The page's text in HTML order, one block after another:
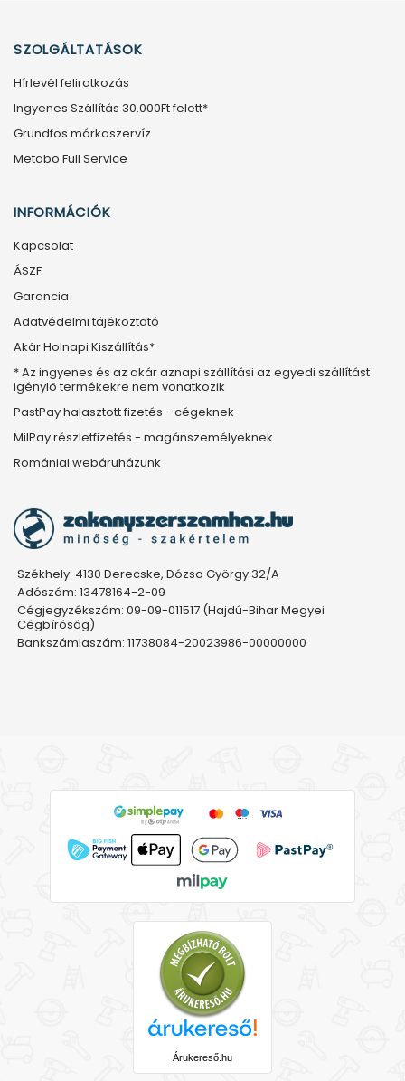
SZOLGÁLTATÁSOK
Hírlevél feliratkozás
Ingyenes Szállítás 30.000Ft felett*
Grundfos márkaszervíz
Metabo Full Service
INFORMÁCIÓK
Kapcsolat
ÁSZF
Garancia
Adatvédelmi tájékoztató
Akár Holnapi Kiszállítás*
* Az ingyenes és az akár aznapi szállítási az egyedi szállítást
igénylő termékekre nem vonatkozik
PastPay halasztott fizetés - cégeknek
MilPay részletfizetés - magánszemélyeknek
Romániai webáruházunk
Székhely: 4130 Derecske, Dózsa György 32/A
Adószám: 13478164-2-09
Cégjegyzékszám: 09-09-011517 (Hajdú-Bihar Megyei
Cégbíróság)
Bankszámlaszám: 11738084-20023986-00000000
Árukereső.hu